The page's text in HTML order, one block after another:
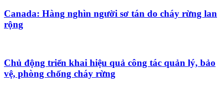
Canada: Hàng nghìn người sơ tán do cháy rừng lan
rộng
Chủ động triển khai hiệu quả công tác quản lý, bảo
vệ, phòng chống cháy rừng